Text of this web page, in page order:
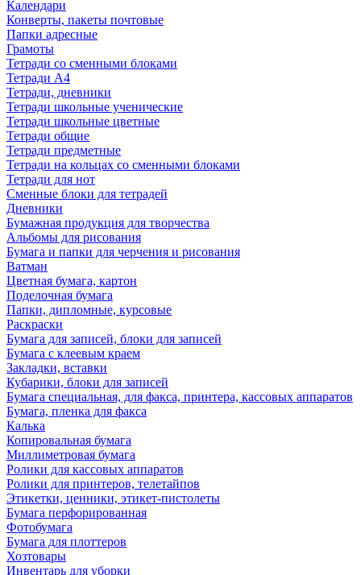
Календари
Конверты, пакеты почтовые
Папки адресные
Грамоты
Тетради со сменными блоками
Тетради А4
Тетради, дневники
Тетради школьные ученические
Тетради школьные цветные
Тетради общие
Тетради предметные
Тетради на кольцах со сменными блоками
Тетради для нот
Сменные блоки для тетрадей
Дневники
Бумажная продукция для творчества
Альбомы для рисования
Бумага и папки для черчения и рисования
Ватман
Цветная бумага, картон
Поделочная бумага
Папки, дипломные, курсовые
Раскраски
Бумага для записей, блоки для записей
Бумага с клеевым краем
Закладки, вставки
Кубарики, блоки для записей
Бумага специальная, для факса, принтера, кассовых аппаратов
Бумага, пленка для факса
Калька
Копировальная бумага
Миллиметровая бумага
Ролики для кассовых аппаратов
Ролики для принтеров, телетайпов
Этикетки, ценники, этикет-пистолеты
Бумага перфорированная
Фотобумага
Бумага для плоттеров
Хозтовары
Инвентарь для уборки